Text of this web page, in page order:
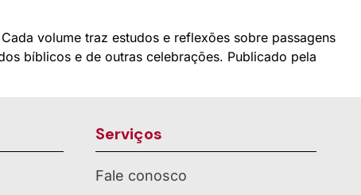
volume traz estudos e reflexões sobre passagens
bíblicos e de outras celebrações. Publicado pela
Serviços
Fale conosco